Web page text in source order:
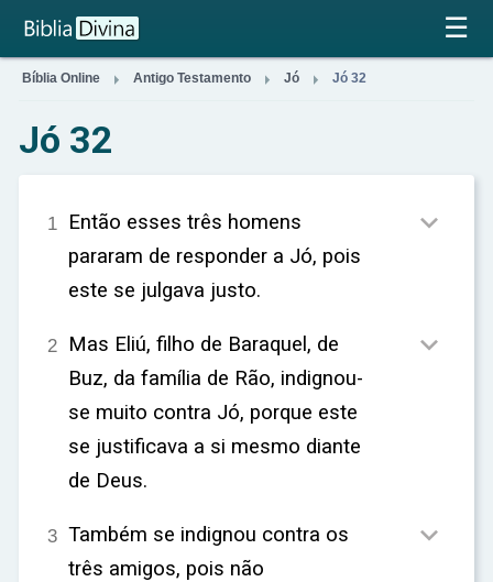
×
☰
Bíblia Online  Antigo Testamento  Jó  Jó 32
Jó 32
1 Então esses três homens
pararam de responder a Jó, pois
este se julgava justo.

2 Mas Eliú, filho de Baraquel, de
Buz, da família de Rão, indignou-
se muito contra Jó, porque este
se justificava a si mesmo diante
de Deus.

3 Também se indignou contra os
três amigos, pois não
